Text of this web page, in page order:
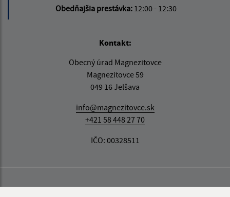
Obedňajšia prestávka: 12:00 - 12:30
Kontakt:
Obecný úrad Magnezitovce
Magnezitovce 59
049 16 Jelšava
info@magnezitovce.sk
+421 58 448 27 70
IČO: 00328511